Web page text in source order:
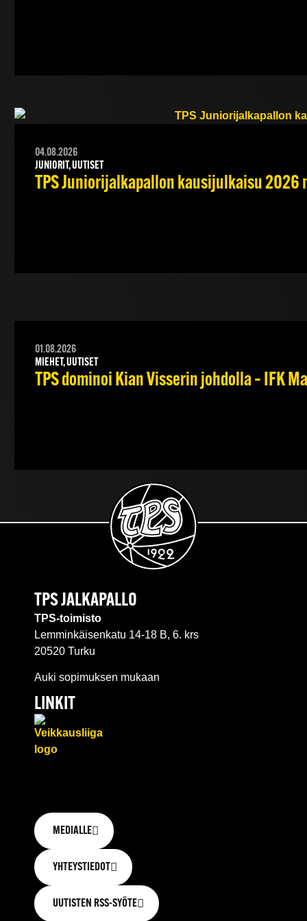
04.08.2026
JUNIORIT, UUTISET
TPS Juniorijalkapallon kausijulkaisu 2026
01.08.2026
MIEHET, UUTISET
TPS dominoi Kian Visserin johdolla – IFK
TPS JALKAPALLO
TPS-toimisto
Lemminkäisenkatu 14-18 B, 6. krs
20520 Turku
Auki sopimuksen mukaan
LINKIT
MEDIALLE
YHTEYSTIEDOT
UUTISTEN RSS-SYÖTE